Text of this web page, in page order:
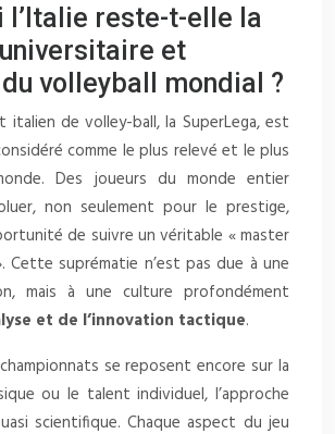
l’Italie reste-t-elle la
et
volleyball mondial ?
italien de volley-ball, la SuperLega, est
comme le plus relevé et le plus
Des joueurs du monde entier
non seulement pour le prestige,
de suivre un véritable « master
Cette suprématie n’est pas due à une
mais à une culture profondément
et de l’innovation tactique.
se reposent encore sur la
ou le talent individuel, l’approche
scientifique. Chaque aspect du jeu